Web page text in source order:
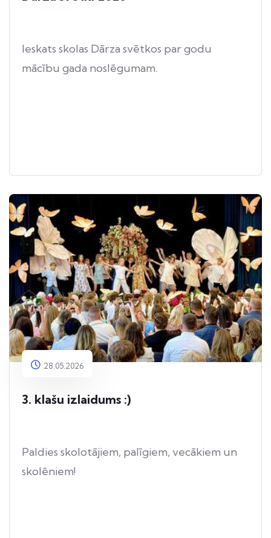
Ieskats skolas Dārza svētkos par godu
mācību gada noslēgumam.
28.05.2026
3. klašu izlaidums :)
Paldies skolotājiem, palīgiem, vecākiem un
skolēniem!